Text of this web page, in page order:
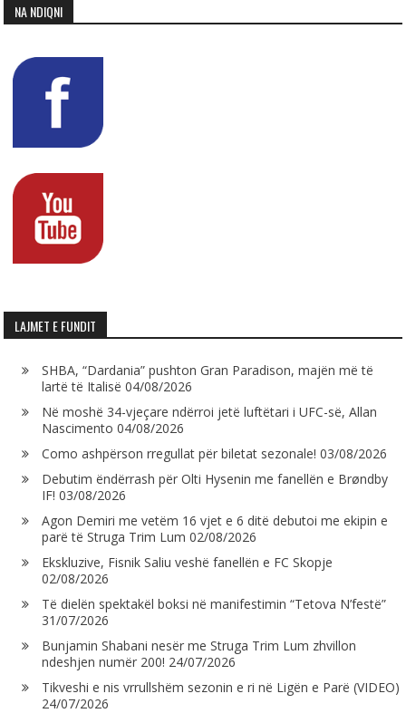
NA NDIQNI
LAJMET E FUNDIT
SHBA, “Dardania” pushton Gran Paradison, majën më të
lartë të Italisë 04/08/2026
Në moshë 34-vjeçare ndërroi jetë luftëtari i UFC-së, Allan
Nascimento 04/08/2026
Como ashpërson rregullat për biletat sezonale! 03/08/2026
Debutim ëndërrash për Olti Hysenin me fanellën e Brøndby
IF! 03/08/2026
Agon Demiri me vetëm 16 vjet e 6 ditë debutoi me ekipin e
parë të Struga Trim Lum 02/08/2026
Ekskluzive, Fisnik Saliu veshë fanellën e FC Skopje
02/08/2026
Të dielën spektakël boksi në manifestimin “Tetova N’festë”
31/07/2026
Bunjamin Shabani nesër me Struga Trim Lum zhvillon
ndeshjen numër 200! 24/07/2026
Tikveshi e nis vrrullshëm sezonin e ri në Ligën e Parë (VIDEO)
24/07/2026